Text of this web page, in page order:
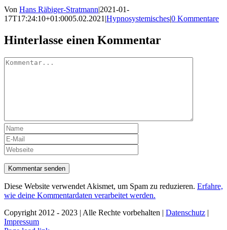
Von Hans Räbiger-Stratmann|2021-01-
17T17:24:10+01:0005.02.2021|Hypnosystemisches|0 Kommentare
Hinterlasse einen Kommentar
Kommentar
Diese Website verwendet Akismet, um Spam zu reduzieren. Erfahre,
wie deine Kommentardaten verarbeitet werden.
Copyright 2012 - 2023 | Alle Rechte vorbehalten | Datenschutz |
Impressum